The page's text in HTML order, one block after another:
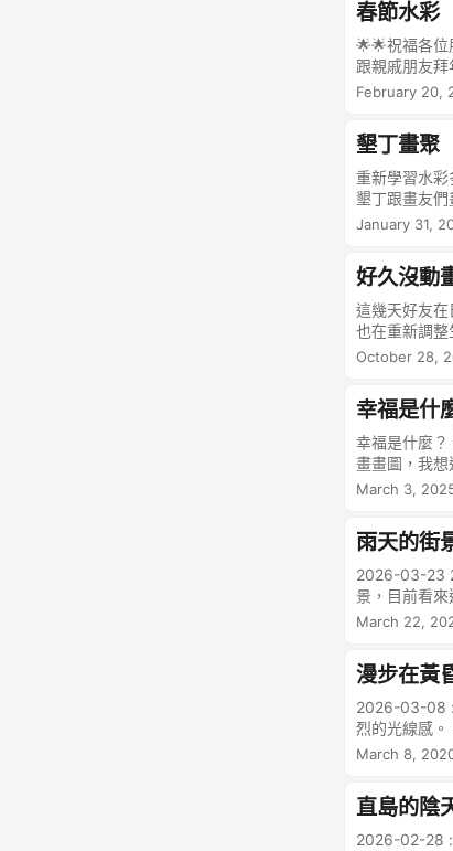
以沉默優先
來嘗試理解
同樂會 -
部落格，歡
我也盡量把
朋友已經練
題，但朋友
挑戰，但也就
分之一暗部
搭配藍紫對
白局部。
春節水彩
🌟🌟祝福各
跟親戚朋友
成了兩幅練
位朋友新的
February 20,
墾丁畫聚
重新學習水
墾丁跟畫友
了？ 幾年前
了….取而代
棒的構圖。
我一輩子但
次去墾丁也
一個帶有逆
會爭相臨摹
January 31,
好久沒動
這幾天好友
也在重新調
訊一起畫畫
October 28,
幸福是什
幸福是什麼
畫畫圖，我
2026-02-25
色系來表現
March 3,
雨天的街
2026-03-23
景，目前看來
March 22,
漫步在黃
2026-03-08 :
烈的光線感
關係，返鄉
地的景色，
這麼的清澈，
樣說，真覺
March 8,
直島的陰
2026-02-28 :